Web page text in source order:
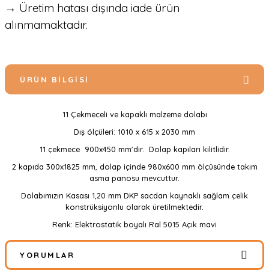
→ Üretim hatası dışında iade ürün
alınmamaktadır.
ÜRÜN BILGISI
11 Çekmeceli ve kapaklı malzeme dolabı
Dış ölçüleri: 1010 x 615 x 2030 mm
11 çekmece 900x450 mm'dir. Dolap kapıları kilitlidir.
2 kapıda 300x1825 mm, dolap içinde 980x600 mm ölçüsünde takım
asma panosu mevcuttur.
Dolabımızın Kasası 1,20 mm DKP sacdan kaynaklı sağlam çelik
konstrüksiyonlu olarak üretilmektedir.
Renk: Elektrostatik boyalı Ral 5015 Açık mavi
YORUMLAR